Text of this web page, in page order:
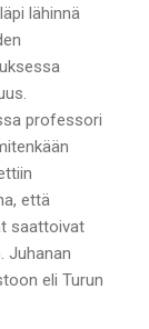
lähinnä
professori
että
saattoivat
Juhanan
eli Turun